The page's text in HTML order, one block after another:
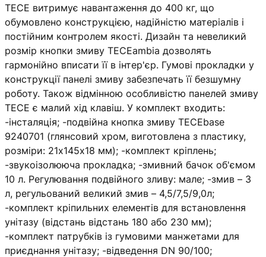
TECE витримує навантаження до 400 кг, що
обумовлено конструкцією, надійністю матеріалів і
постійним контролем якості. Дизайн та невеликий
розмір кнопки змиву TECEambia дозволять
гармонійно вписати її в інтер'єр. Гумові прокладки у
конструкції панелі змиву забезпечать її безшумну
роботу. Також відмінною особливістю панелей змиву
TECE є малий хід клавіш. У комплект входить:
-інсталяція; -подвійна кнопка змиву TECEbase
9240701 (глянсовий хром, виготовлена ​​з пластику,
розміри: 21х145х18 мм); -комплект кріплень;
-звукоізолююча прокладка; -змивний бачок об'ємом
10 л. Регулювання подвійного зливу: мале; -змив – 3
л, регульований великий змив – 4,5/7,5/9,0л;
-комплект кріпильних елементів для встановлення
унітазу (відстань відстань 180 або 230 мм);
-комплект патрубків із гумовими манжетами для
приєднання унітазу; -відведення DN 90/100;